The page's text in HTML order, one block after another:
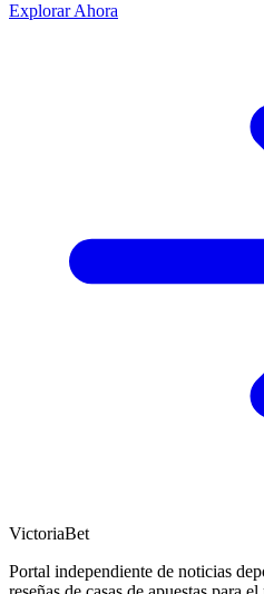
Explorar Ahora
VictoriaBet
Portal independiente de noticias